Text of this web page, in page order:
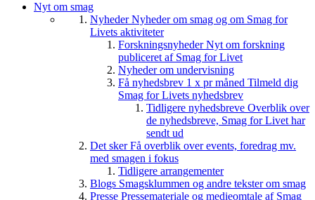
Nyt om smag
NyhederNyheder om smag og om Smag for
Livets aktiviteter
ForskningsnyhederNyt om forskning
publiceret af Smag for Livet
Nyheder om undervisning
Få nyhedsbrev 1 x pr måned Tilmeld dig
Smag for Livets nyhedsbrev
Tidligere nyhedsbreve Overblik over
de nyhedsbreve, Smag for Livet har
sendt ud
Det skerFå overblik over events, foredrag mv.
med smagen i fokus
Tidligere arrangementer
Blogs Smagsklummen og andre tekster om smag
Presse Pressemateriale og medieomtale af Smag